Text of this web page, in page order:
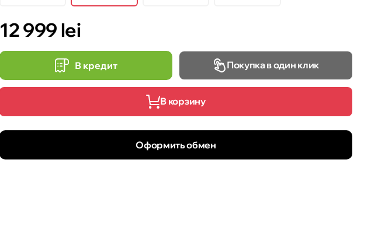
12 999 lei
В кредит Покупка в один клик
В корзину
Оформить обмен